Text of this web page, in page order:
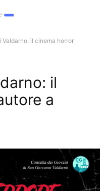
Valdarno: il cinema horror
il
a